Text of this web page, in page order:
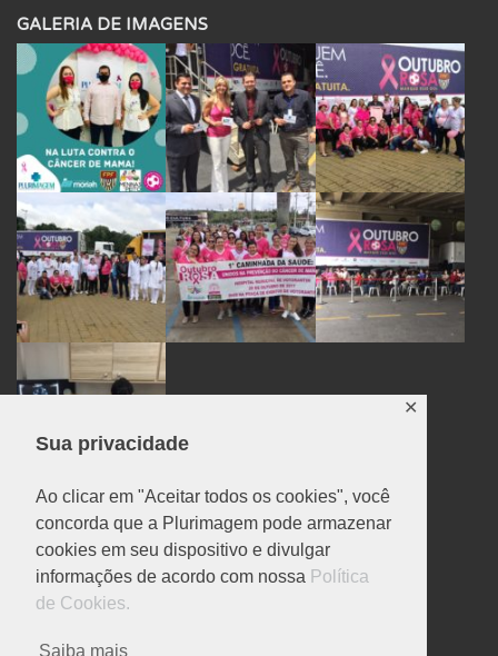
Sua privacidade
Ao clicar em "Aceitar todos os cookies", você
concorda que a Plurimagem pode armazenar
cookies em seu dispositivo e divulgar
informações de acordo com nossa Política
de Cookies.
Saiba mais
✕
GALERIA DE IMAGENS
POLITICA DE PRIVACIDADE
Politica de privacidade